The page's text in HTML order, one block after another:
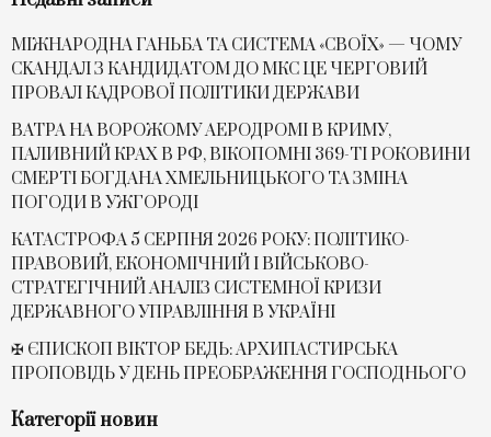
МІЖНАРОДНА ГАНЬБА ТА СИСТЕМА «СВОЇХ» — ЧОМУ
СKАНДАЛ З КАНДИДАТОМ ДО МКС ЦЕ ЧЕРГОВИЙ
ПРОВАЛ КАДРОВОЇ ПОЛІТИКИ ДЕРЖАВИ
ВАТРА НА ВОРОЖОМУ АЕРОДРОМІ В КРИМУ,
ПАЛИВНИЙ КРАХ В РФ, ВІКОПОМНІ 369-ТІ РОКОВИНИ
СМЕРТІ БОГДАНА ХМЕЛЬНИЦЬКОГО ТА ЗМІНА
ПОГОДИ В УЖГОРОДІ
КАТАСТРОФА 5 СЕРПНЯ 2026 РОКУ: ПОЛІТИКО-
ПРАВОВИЙ, ЕКОНОМІЧНИЙ І ВІЙСЬКОВО-
СТРАТЕГІЧНИЙ АНАЛІЗ СИСТЕМНОЇ КРИЗИ
ДЕРЖАВНОГО УПРАВЛІННЯ В УКРАЇНІ
✠ ЄПИСКОП ВІКТОР БЕДЬ: АРХИПАСТИРСЬКА
ПРОПОВІДЬ У ДЕНЬ ПРЕОБРАЖЕННЯ ГОСПОДНЬОГО
Категорії новин